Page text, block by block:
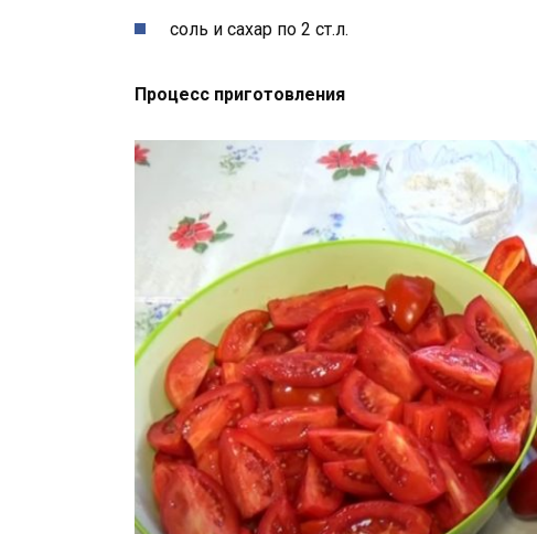
соль и сахар по 2 ст.л.
Процесс приготовления